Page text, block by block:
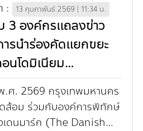
: 13 กุมภาพันธ์ 2569 | 11:34 น.
3 องค์กรแถลงข่าว
ารนำร่องคัดแยกขยะ
นโดมิเนียม
ร สร้างโมเดลการ
างยั่งยืน ตามนโยบาย
องกรุงเทพฯ
ศ. 2569 กรุงเทพมหานคร
ล้อม ร่วมกับองค์การพิทักษ์
ดนมาร์ก (The Danish